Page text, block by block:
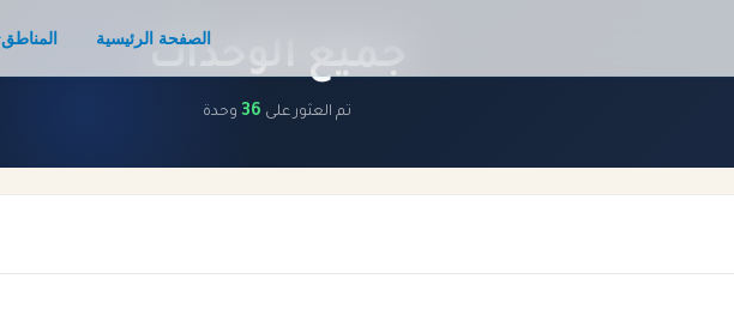
الصفحة الرئيسية المناطق
جميع الوحدات
تم العثور على 36 وحدة